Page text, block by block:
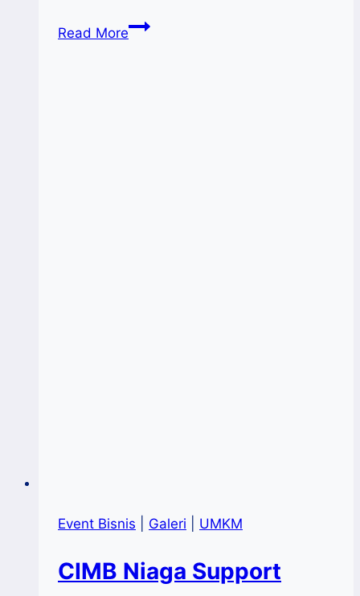
Read MoreNEC
Event Bisnis Galeri UMKM
CIMB Niaga Support